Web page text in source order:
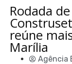
Rodada
reúne
Marília
Agência